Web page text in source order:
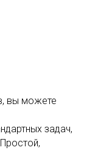
вы можете
задач,